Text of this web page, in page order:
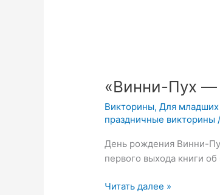
«Винни-Пух —
Викторины,Для
праздничные викторины /
День рождения Винни-
первого выхода книги
—
друг.
Викторина
Читать далее »